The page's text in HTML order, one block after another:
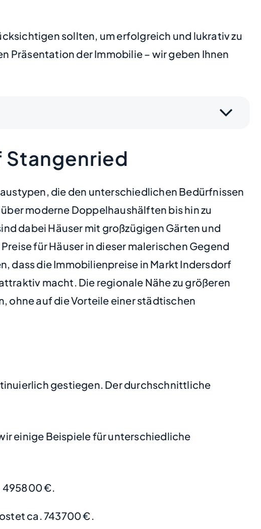
sollten, um erfolgreich und lukrativ zu
Präsentation der Immobilie – wir geben Ihnen
Stangenried
die den unterschiedlichen Bedürfnissen
moderne Doppelhaushälften bis hin zu
dabei Häuser mit großzügigen Gärten und
für Häuser in dieser malerischen Gegend
dass die Immobilienpreise in Markt Indersdorf
macht. Die regionale Nähe zu größeren
ohne auf die Vorteile einer städtischen
gestiegen. Der durchschnittliche
einige Beispiele für unterschiedliche
495800 €.
ca. 743700 €.